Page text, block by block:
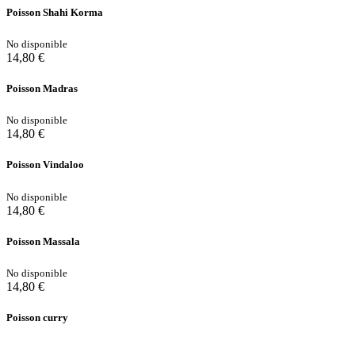
Poisson Shahi Korma
No disponible
14,80 €
Poisson Madras
No disponible
14,80 €
Poisson Vindaloo
No disponible
14,80 €
Poisson Massala
No disponible
14,80 €
Poisson curry